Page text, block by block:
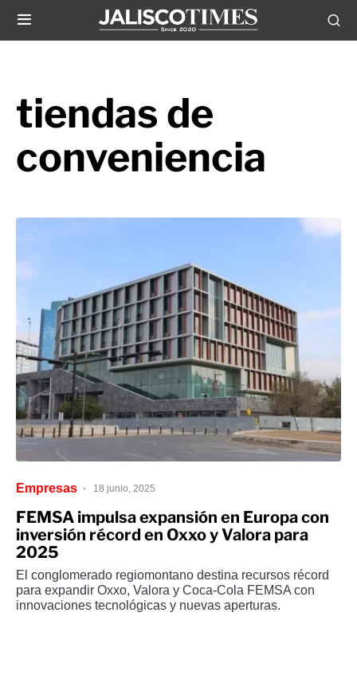
tiendas de
conveniencia
Empresas 18 junio, 2025
FEMSA impulsa expansión en Europa con
inversión récord en Oxxo y Valora para
2025
El conglomerado regiomontano destina recursos récord
para expandir Oxxo, Valora y Coca-Cola FEMSA con
innovaciones tecnológicas y nuevas aperturas.